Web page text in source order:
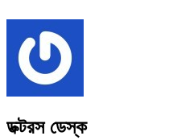
ডক্টরস ডেস্ক